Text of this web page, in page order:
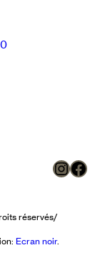
réservés/
Ecran noir.